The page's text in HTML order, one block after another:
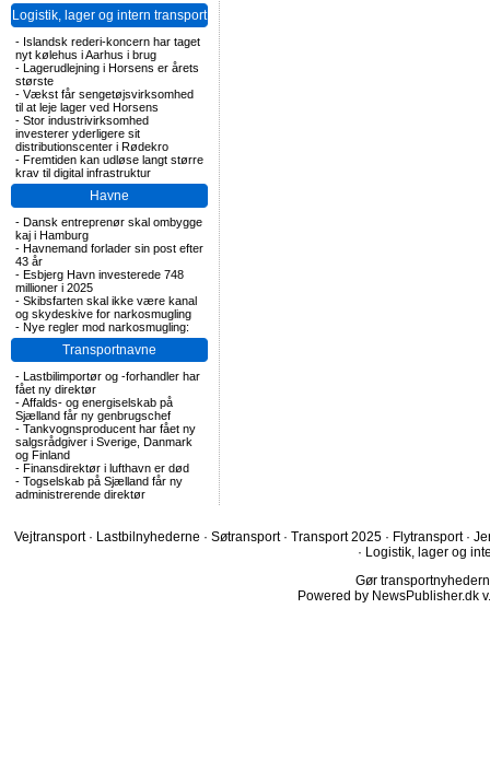
Logistik, lager og intern transport
- Islandsk rederi-koncern har taget
nyt kølehus i Aarhus i brug
- Lagerudlejning i Horsens er årets
største
- Vækst får sengetøjsvirksomhed
til at leje lager ved Horsens
- Stor industrivirksomhed
investerer yderligere sit
distributionscenter i Rødekro
- Fremtiden kan udløse langt større
krav til digital infrastruktur
Havne
- Dansk entreprenør skal ombygge
kaj i Hamburg
- Havnemand forlader sin post efter
43 år
- Esbjerg Havn investerede 748
millioner i 2025
- Skibsfarten skal ikke være kanal
og skydeskive for narkosmugling
- Nye regler mod narkosmugling:
Transportnavne
- Lastbilimportør og -forhandler har
fået ny direktør
-Affalds- og energiselskab på
Sjælland får ny genbrugschef
- Tankvognsproducent har fået ny
salgsrådgiver i Sverige, Danmark
og Finland
- Finansdirektør i lufthavn er død
- Togselskab på Sjælland får ny
administrerende direktør
Vejtransport · Lastbilnyhederne · Søtransport · Transport 2025 · Flytransport ·
· Logistik, lager og
Gør
Powered by NewsPublisher.dk